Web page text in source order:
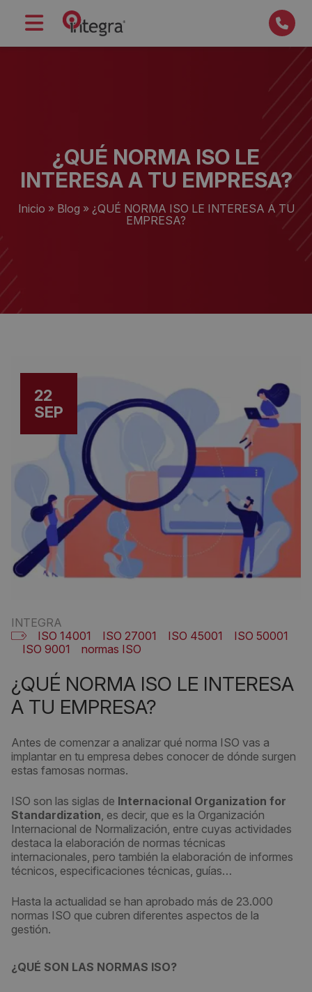
¿QUÉ NORMA ISO LE
INTERESA A TU EMPRESA?
Inicio » Blog » ¿QUÉ NORMA ISO LE INTERESA A TU
EMPRESA?
22
SEP
INTEGRA
ISO 14001
ISO 27001 ISO 45001
ISO 50001
ISO 9001
normas ISO
¿QUÉ NORMA ISO LE INTERESA
A TU EMPRESA?
Antes de comenzar a analizar qué norma ISO vas a
implantar en tu empresa debes conocer de dónde surgen
estas famosas normas.
ISO son las siglas de Internacional Organization for
Standardization, es decir, que es la Organización
Internacional de Normalización, entre cuyas actividades
destaca la elaboración de normas técnicas
internacionales, pero también la elaboración de informes
técnicos, especificaciones técnicas, guías…
Hasta la actualidad se han aprobado más de 23.000
normas ISO que cubren diferentes aspectos de la
gestión.
¿QUÉ SON LAS NORMAS ISO?